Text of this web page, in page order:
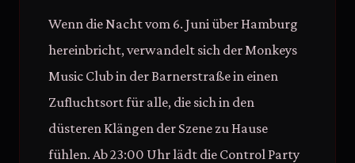
Wenn die Nacht vom 6. Juni über Hamburg
hereinbricht, verwandelt sich der Monkeys
Music Club in der Barnerstraße in einen
Zufluchtsort für alle, die sich in den
düsteren Klängen der Szene zu Hause
fühlen. Ab 23:00 Uhr lädt die Control Party